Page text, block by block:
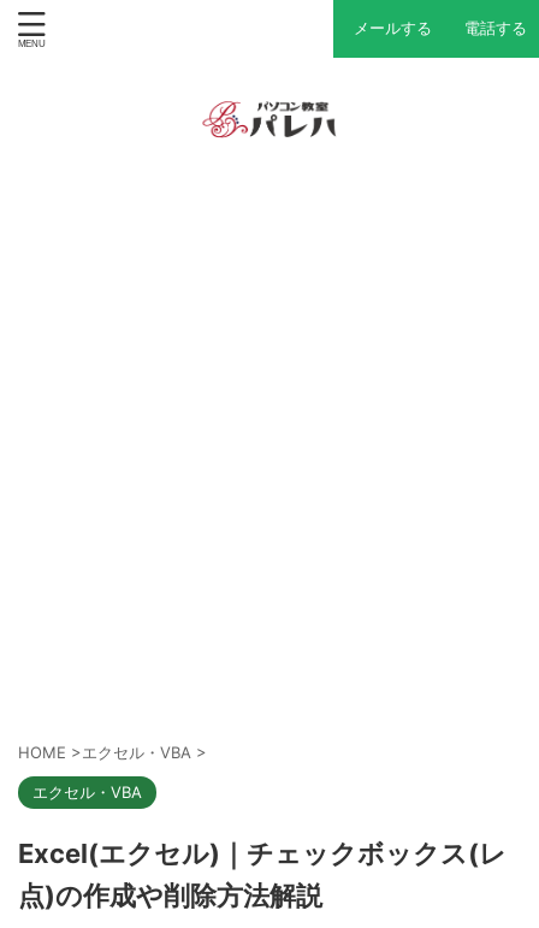
メールする 電話する
HOME >エクセル・VBA >
エクセル・VBA
Excel(エクセル)｜チェックボックス(レ
点)の作成や削除方法解説